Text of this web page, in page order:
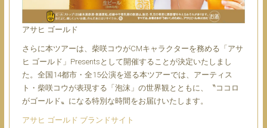
アサヒ ゴールド
さらに本ツアーは、柴咲コウがCMキャラクターを務める「アサ
ヒ ゴールド」Presentsとして開催することが決定いたしまし
た。全国14都市・全15公演を巡る本ツアーでは、アーティス
ト・柴咲コウが表現する「泡沫」の世界観とともに、〝ココロ
がゴールド〟になる特別な時間をお届けいたします。
アサヒ ゴールド ブランドサイト